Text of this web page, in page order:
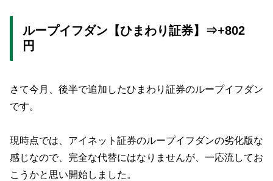
ループイフダン【ひまわり証券】⇒+802
円
さて今月、後半で追加したひまわり証券のループイフダン
です。
現時点では、アイネット証券のループイフダンの劣化版な
感じなので、完全な代替にはなりませんが、一応流してお
こうかと思い開始しました。